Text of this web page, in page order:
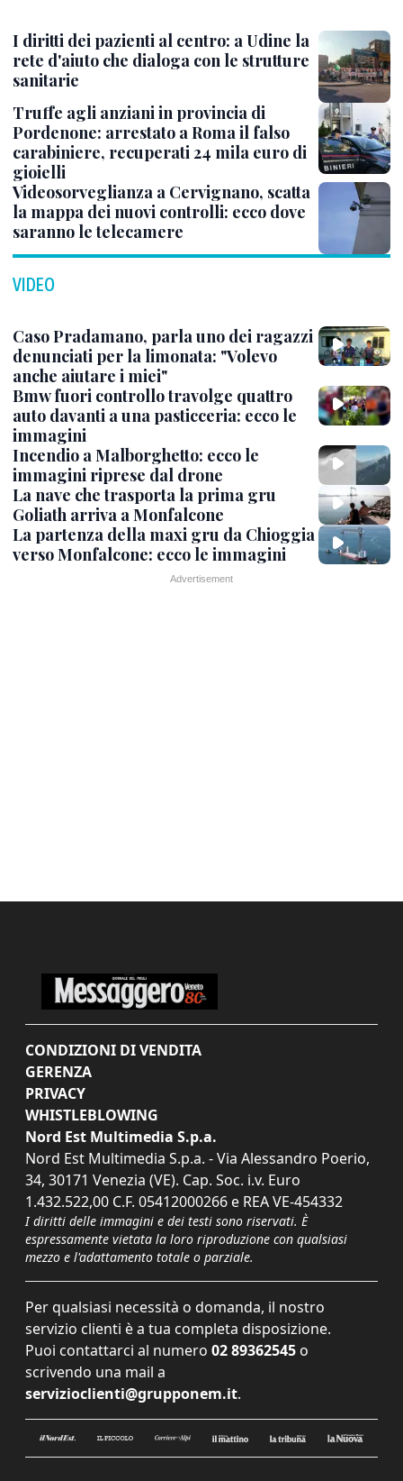
I diritti dei pazienti al centro: a Udine la
rete d'aiuto che dialoga con le strutture
sanitarie
Truffe agli anziani in provincia di
Pordenone: arrestato a Roma il falso
carabiniere, recuperati 24 mila euro di
gioielli
Videosorveglianza a Cervignano, scatta
la mappa dei nuovi controlli: ecco dove
saranno le telecamere
VIDEO
Caso Pradamano, parla uno dei ragazzi
denunciati per la limonata: "Volevo
anche aiutare i miei"
Bmw fuori controllo travolge quattro
auto davanti a una pasticceria: ecco le
immagini
Incendio a Malborghetto: ecco le
immagini riprese dal drone
La nave che trasporta la prima gru
Goliath arriva a Monfalcone
La partenza della maxi gru da Chioggia
verso Monfalcone: ecco le immagini
CONDIZIONI DI VENDITA
GERENZA
PRIVACY
WHISTLEBLOWING
Nord Est Multimedia S.p.a.
Nord Est Multimedia S.p.a. - Via Alessandro Poerio,
34, 30171 Venezia (VE). Cap. Soc. i.v. Euro
1.432.522,00 C.F. 05412000266 e REA VE-454332
I diritti delle immagini e dei testi sono riservati. È
espressamente vietata la loro riproduzione con qualsiasi
mezzo e l'adattamento totale o parziale.
Per qualsiasi necessità o domanda, il nostro
servizio clienti è a tua completa disposizione.
Puoi contattarci al numero 02 89362545 o
scrivendo una mail a
servizioclienti@grupponem.it.